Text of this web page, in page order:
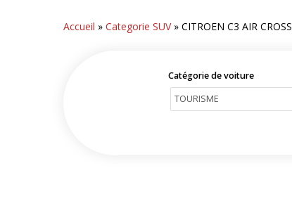
Accueil »Categorie SUV»CITROEN C3 AIR CROSS
Catégorie de voiture